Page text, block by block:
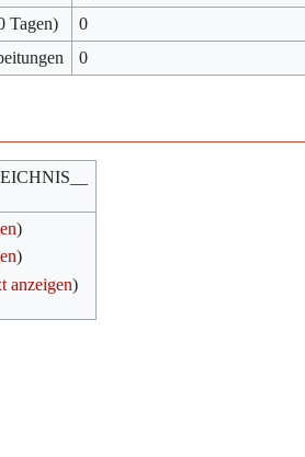
Tagen)
0
0
)
)
anzeigen)